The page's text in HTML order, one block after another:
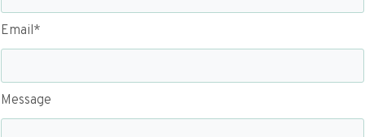
Email*
Message